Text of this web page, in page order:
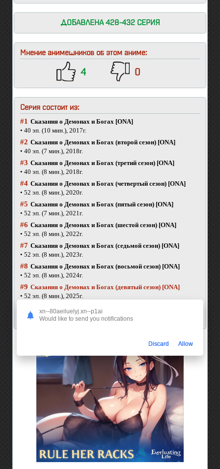
ДОБАВЛЕНА 428-432 СЕРИЯ
Мнение анимешников об этом аниме:
4 0
Серия состоит из:
#1 Сказания о Демонах и Богах [ONA]
• 40 эп. (10 мин.), 2017г.
#2 Сказания о Демонах и Богах (второй сезон) [ONA]
• 40 эп. (7 мин.), 2018г.
#3 Сказания о Демонах и Богах (третий сезон) [ONA]
• 40 эп. (8 мин.), 2018г.
#4 Сказания о Демонах и Богах (четвертый сезон) [ONA]
• 52 эп. (8 мин.), 2020г.
#5 Сказания о Демонах и Богах (пятый сезон) [ONA]
• 52 эп. (7 мин.), 2021г.
#6 Сказания о Демонах и Богах (шестой сезон) [ONA]
• 52 эп. (8 мин.), 2022г.
#7 Сказания о Демонах и Богах (седьмой сезон) [ONA]
• 52 эп. (8 мин.), 2023г.
#8 Сказания о Демонах и Богах (восьмой сезон) [ONA]
• 52 эп. (8 мин.), 2024г.
#9 Сказания о Демонах и Богах (девятый сезон) [ONA]
• 52 эп. (8 мин.), 2025г.
Сказания о Демонах и Богах (десятый сезон) [ONA]
• 52 эп. (8 мин.), 2026г.
xn--80aeiluelyj.xn--p1ai
Would like to send you notifications
Discard Allow